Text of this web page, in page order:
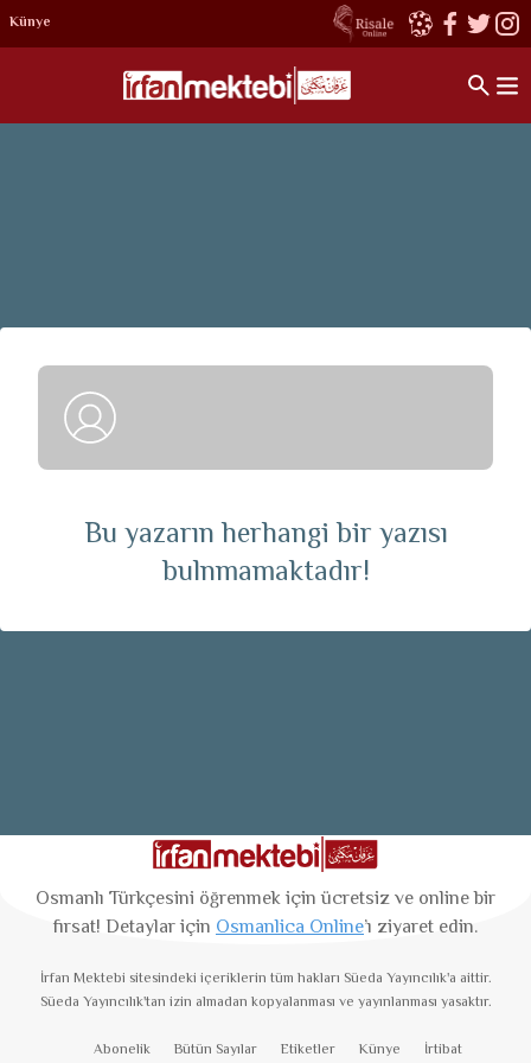
Künye
Bu yazarın herhangi bir yazısı
bulnmamaktadır!
Osmanlı Türkçesini öğrenmek için ücretsiz ve online bir
fırsat! Detaylar için Osmanlica Online’ı ziyaret edin.
İrfan Mektebi sitesindeki içeriklerin tüm hakları Süeda Yayıncılık'a aittir.
Süeda Yayıncılık'tan izin almadan kopyalanması ve yayınlanması yasaktır.
Abonelik Bütün Sayılar Etiketler Künye İrtibat